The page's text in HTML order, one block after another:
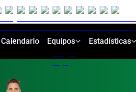
Calendario Equipos Estadísticas